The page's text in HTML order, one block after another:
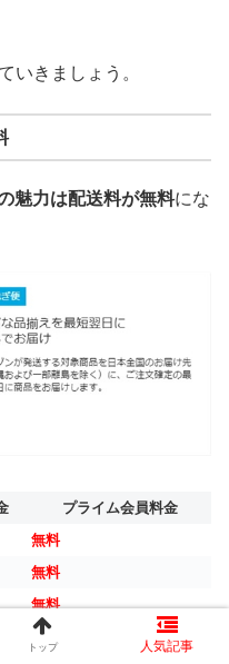
いきましょう。
魅力は配送料が無料にな
プライム会員料金
無料
無料
無料
トップ